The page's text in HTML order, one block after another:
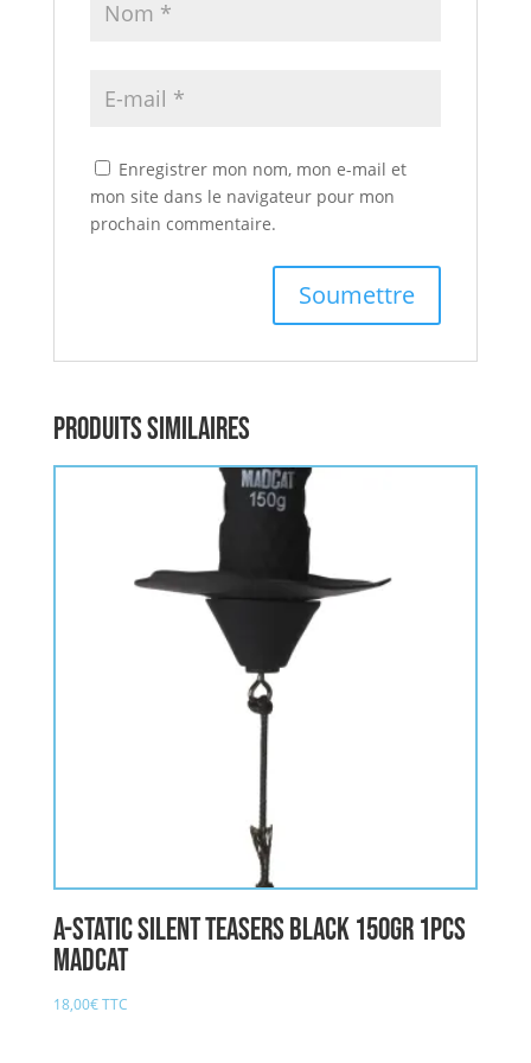
Enregistrer mon nom, mon e-mail et
mon site dans le navigateur pour mon
prochain commentaire.
Produits similaires
A-STATIC SILENT TEASERS BLACK 150gr 1pcs
MADCAT
18,00€TTC